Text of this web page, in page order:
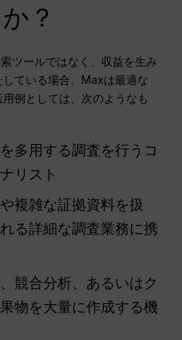
？
ツールではなく、収益を生み
ている場合、Maxは最適な
例としては、次のようなも
多用する調査を行うコ
リスト
複雑な証拠資料を扱
る詳細な調査業務に携
競合分析、あるいはク
物を大量に作成する機